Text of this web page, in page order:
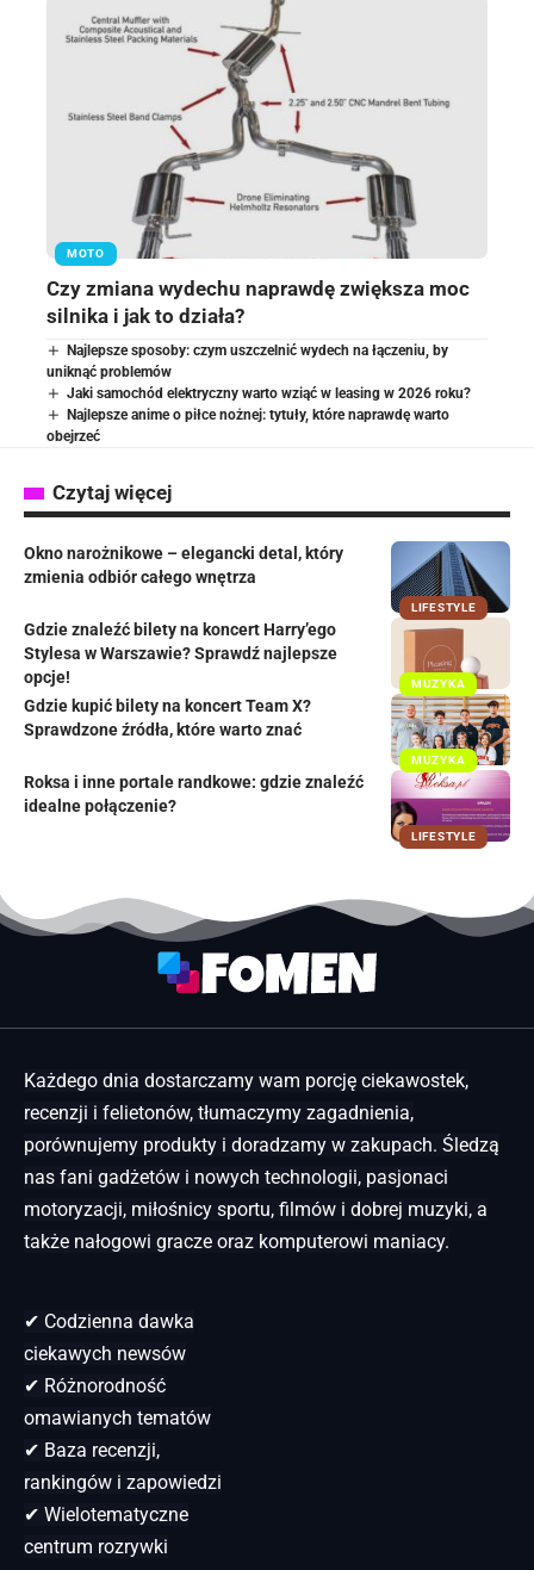
MOTO
Czy zmiana wydechu naprawdę zwiększa moc
silnika i jak to działa?
Najlepsze sposoby: czym uszczelnić wydech na łączeniu, by
uniknąć problemów
Jaki samochód elektryczny warto wziąć w leasing w 2026 roku?
Najlepsze anime o piłce nożnej: tytuły, które naprawdę warto
obejrzeć
Czytaj więcej
LIFESTYLE
Okno narożnikowe – elegancki detal, który
zmienia odbiór całego wnętrza
MUZYKA
Gdzie znaleźć bilety na koncert Harry’ego
Stylesa w Warszawie? Sprawdź najlepsze
opcje!
MUZYKA
Gdzie kupić bilety na koncert Team X?
Sprawdzone źródła, które warto znać
LIFESTYLE
Roksa i inne portale randkowe: gdzie znaleźć
idealne połączenie?
Każdego dnia dostarczamy wam porcję ciekawostek,
recenzji i felietonów, tłumaczymy zagadnienia,
porównujemy produkty i doradzamy w zakupach. Śledzą
nas fani gadżetów i nowych technologii, pasjonaci
motoryzacji, miłośnicy sportu, filmów i dobrej muzyki, a
także nałogowi gracze oraz komputerowi maniacy.
✔ Codzienna dawka
ciekawych newsów
✔ Różnorodność
omawianych tematów
✔ Baza recenzji,
rankingów i zapowiedzi
✔ Wielotematyczne
centrum rozrywki